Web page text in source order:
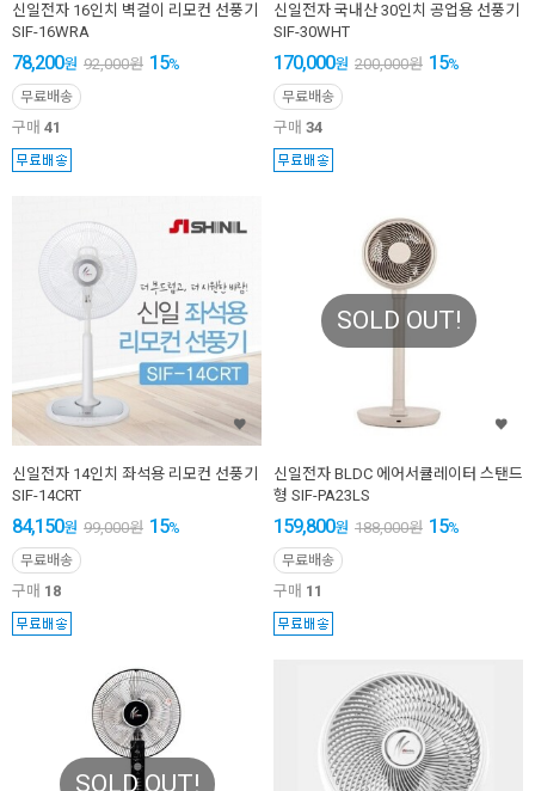
신일전자 16인치 벽걸이 리모컨 선풍기
SIF-16WRA
78,200원 92,000원 15%
무료배송
구매 41
신일전자 국내산 30인치 공업용 선풍기
SIF-30WHT
170,000원 200,000원 15%
무료배송
구매 34
신일전자 14인치 좌석용 리모컨 선풍기
SIF-14CRT
84,150원 99,000원 15%
무료배송
구매 18
SOLD OUT!
신일전자 BLDC 에어서큘레이터 스탠드
형 SIF-PA23LS
159,800원 188,000원 15%
무료배송
구매 11
SOLD OUT!